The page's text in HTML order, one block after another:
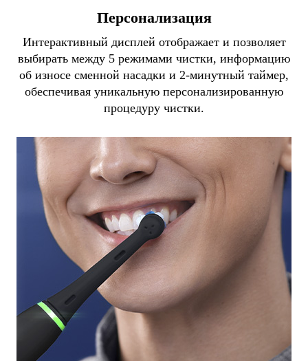
Персонализация
Интерактивный дисплей отображает и позволяет
выбирать между 5 режимами чистки, информацию
об износе сменной насадки и 2-минутный таймер,
обеспечивая уникальную персонализированную
процедуру чистки.